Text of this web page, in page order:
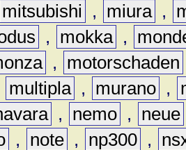
mitsubishi , miura ,
, mokka ,
, motorschaden
multipla , murano ,
, nemo , neue
, note , np300 ,